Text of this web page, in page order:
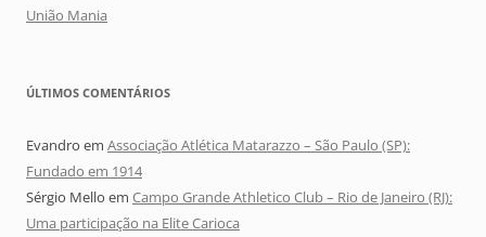
União Mania
ÚLTIMOS COMENTÁRIOS
Evandro em Associação Atlética Matarazzo – São Paulo (SP):
Fundado em 1914
Sérgio Mello em Campo Grande Athletico Club – Rio de Janeiro (RJ):
Uma participação na Elite Carioca